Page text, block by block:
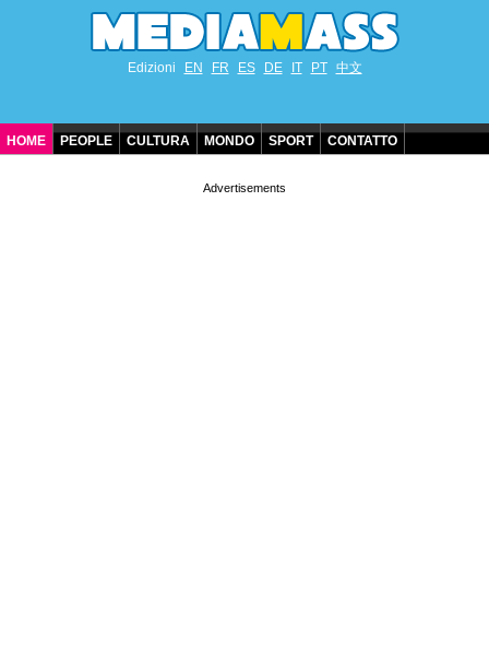
Edizioni EN FR ES DE IT PT 中文
HOME PEOPLE CULTURA MONDO SPORT CONTATTO